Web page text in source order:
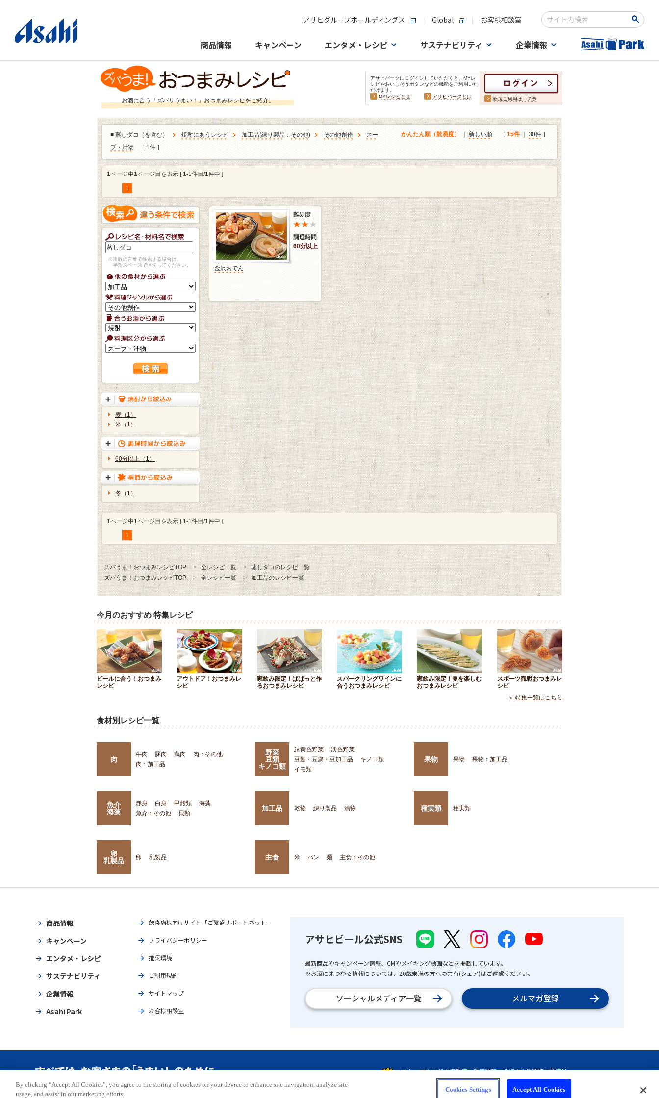
アサヒグループホールディングス Global お客様相談室
検索キーワード入力
商品情報 キャンペーン エンタメ・レシピ サステナビリティ 企業情報
お酒に合う「ズバリうまい！」おつまみレシピをご紹介。
アサヒパークにログインしていただくと、MYレ
シピやおいしそうボタンなどの機能をご利用いた
だけます。
MYレシピとは
アサヒパークとは 新規ご利用はコチラ
■ 蒸しダコ（を含む） 焼酎にあうレシピ 加工品(練り製品 ： その他) その他創作
スー
プ・汁物
［ 1件 ］
かんたん順（難易度） 新しい順 ［ 15件｜ 30件 ］
1ページ中1ページ目を表示 [ 1-1件目/1件中 ]
1
※複数の言葉で検索する場合は、
半角スペースで区切ってください。
麦（1）
米（1）
60分以上（1）
冬（1）
60分以上
金沢おでん
1ページ中1ページ目を表示 [ 1-1件目/1件中 ]
1
ズバうま！おつまみレシピTOP 全レシピ一覧
蒸しダコのレシピ一覧
ズバうま！おつまみレシピTOP
全レシピ一覧 加工品のレシピ一覧
今月のおすすめ 特集レシピ
ビールに合う！おつまみ
レシピ
アウトドア！おつまみレ
シピ
家飲み限定！ぱぱっと作
るおつまみレシピ
スパークリングワインに
合うおつまみレシピ
家飲み限定！夏を楽しむ
おつまみレシピ
スポーツ観戦おつまみレ
シピ
＞ 特集一覧はこちら
食材別レシピ一覧
肉
牛肉 豚肉 鶏肉
肉：その他
肉：加工品
野菜
豆類
キノコ類
緑黄色野菜
淡色野菜
豆類・豆腐・豆加工品
キノコ類
イモ類
果物 果物 果物：加工品
魚介
海藻
赤身 白身 甲殻類
海藻
魚介：その他
貝類
加工品 乾物 練り製品 漬物 種実類 種実類
卵
乳製品
卵 乳製品 主食 米 パン 麺 主食：その他
商品情報
キャンペーン
エンタメ・レシピ
サステナビリティ
企業情報
Asahi Park
飲食店様向けサイト「ご繁盛サポートネット」
プライバシーポリシー
推奨環境
ご利用規約
サイトマップ
お客様相談室
アサヒビール公式SNS
最新商品やキャンペーン情報、CMやメイキング動画などを掲載しています。
※お酒にまつわる情報については、20歳未満の方への共有(シェア)はご遠慮ください。
ソーシャルメディア一覧 メルマガ登録
Copyright © ASAHI BREWERIES, LTD. All rights reserved.
By clicking “Accept All Cookies”, you agree to the storing of cookies on your device to enhance site navigation, analyze site
usage, and assist in our marketing efforts.
Cookies Settings Accept All Cookies